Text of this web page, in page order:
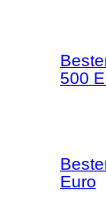
500
Euro